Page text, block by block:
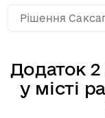
Додаток
у місті
Рішення